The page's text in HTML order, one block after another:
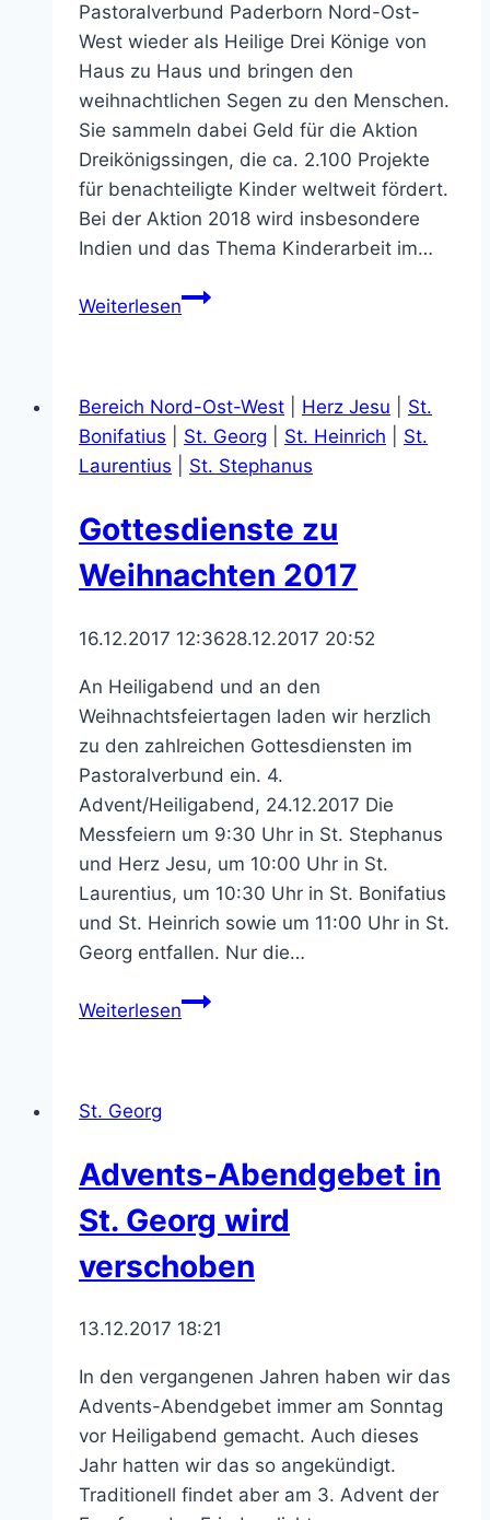
Pastoralverbund Paderborn Nord-Ost-
West wieder als Heilige Drei Könige von
Haus zu Haus und bringen den
weihnachtlichen Segen zu den Menschen.
Sie sammeln dabei Geld für die Aktion
Dreikönigssingen, die ca. 2.100 Projekte
für benachteiligte Kinder weltweit fördert.
Bei der Aktion 2018 wird insbesondere
Indien und das Thema Kinderarbeit im…
WeiterlesenSternsinger
sammeln
für
Hilfsprojekte
Bereich Nord-Ost-West Herz Jesu
St.
Bonifatius
St. Georg St. Heinrich
St.
Laurentius
St. Stephanus
Gottesdienste zu
Weihnachten 2017
16.12.2017 12:3628.12.2017 20:52
An Heiligabend und an den
Weihnachtsfeiertagen laden wir herzlich
zu den zahlreichen Gottesdiensten im
Pastoralverbund ein. 4.
Advent/Heiligabend, 24.12.2017 Die
Messfeiern um 9:30 Uhr in St. Stephanus
und Herz Jesu, um 10:00 Uhr in St.
Laurentius, um 10:30 Uhr in St. Bonifatius
und St. Heinrich sowie um 11:00 Uhr in St.
Georg entfallen. Nur die…
WeiterlesenGottesdienste
St. Georg
Advents-Abendgebet in
St. Georg wird
verschoben
13.12.2017 18:21
In den vergangenen Jahren haben wir das
Advents-Abendgebet immer am Sonntag
vor Heiligabend gemacht. Auch dieses
Jahr hatten wir das so angekündigt.
Traditionell findet aber am 3. Advent der